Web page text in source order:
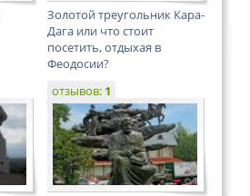
Золотой треугольник Кара-
Дага или что стоит
посетить, отдыхая в
Феодосии?
отзывов: 1